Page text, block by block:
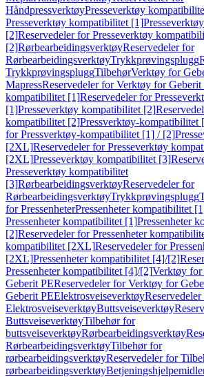
HåndpressverktøyPresseverktøy
Presseverktøy kompatibilitet [1]
[2]Reservedeler for Presseverktøy
[2]RørbearbeidingsverktøyReservedeler for
RørbearbeidingsverktøyTrykkprøvingsplugg
TrykkprøvingspluggTilbehørVerktøy for
MapressReservedeler for Verktøy for Geberit
kompatibilitet [1]Reservedeler for
[1]Presseverktøy kompatibilitet [2]
kompatibilitet [2]Pressverktøy-kompatibilitet
for Pressverktøy-kompatibilitet [1] / [2]
[2XL]Reservedeler for Presseverktøy
[2XL]Presseverktøy kompatibilitet [3]
Presseverktøy kompatibilitet
[3]RørbearbeidingsverktøyReservedeler for
RørbearbeidingsverktøyTrykkprøvingsplugg
for PressenheterPressenheter kompatibilitet
Pressenheter kompatibilitet [1]Pressenheter
[2]Reservedeler for Pressenheter
kompatibilitet [2XL]Reservedeler for
[2XL]Pressenheter kompatibilitet [4]/[2]
Pressenheter kompatibilitet [4]/[2]Verktøy for
Geberit PEReservedeler for Verktøy for
Geberit PEElektrosveiseverktøy
ElektrosveiseverktøyButtsveiseverktøy
ButtsveiseverktøyTilbehør for
buttsveiseverktøyRørbearbeidingsverktøy
RørbearbeidingsverktøyTilbehør for
rørbearbeidingsverktøyReservedeler for
rørbearbeidingsverktøy